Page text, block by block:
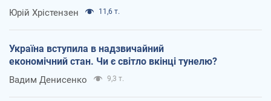
Юрій Хрістензен 11,6 т.
Україна вступила в надзвичайний
економічний стан. Чи є світло вкінці тунелю?
Вадим Денисенко 9,3 т.